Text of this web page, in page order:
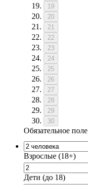
19
20
21
22
23
24
25
26
27
28
29
30
Обязательное поле
Взрослые (18+)
Дети (до 18)